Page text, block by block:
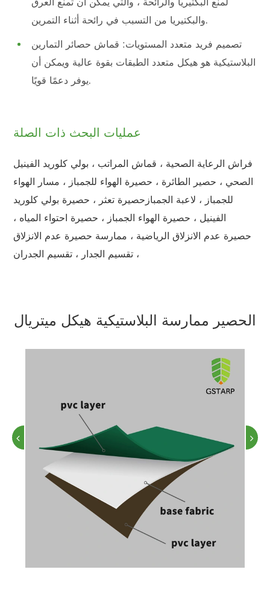
والبكتيريا من التسبب في رائحة أثناء التمرين.
تصميم فريد متعدد المستويات: قماش حصائر التمارين
البلاستيكية هو هيكل متعدد الطبقات بقوة عالية ويمكن أن
يوفر دعمًا قويًا.
عمليات البحث ذات الصلة
فراش الرعاية الصحية ، قماش المراتب ، بولي كلوريد الفينيل
الصحي ، حصير الطائرة ، حصيرة الهواء للجمباز ، مسار الهواء
للجمباز ، لاعبة الجمبازحصيرة تعثر ، حصيرة بولي كلوريد
الفينيل ، حصيرة الهواء الجمباز ، حصيرة احتواء المياه ،
حصيرة عدم الانزلاق الرياضية ، ممارسة حصيرة عدم الانزلاق
، تقسيم الجدار ، تقسيم الجدران
الحصير ممارسة البلاستيكية هيكل ميتريال